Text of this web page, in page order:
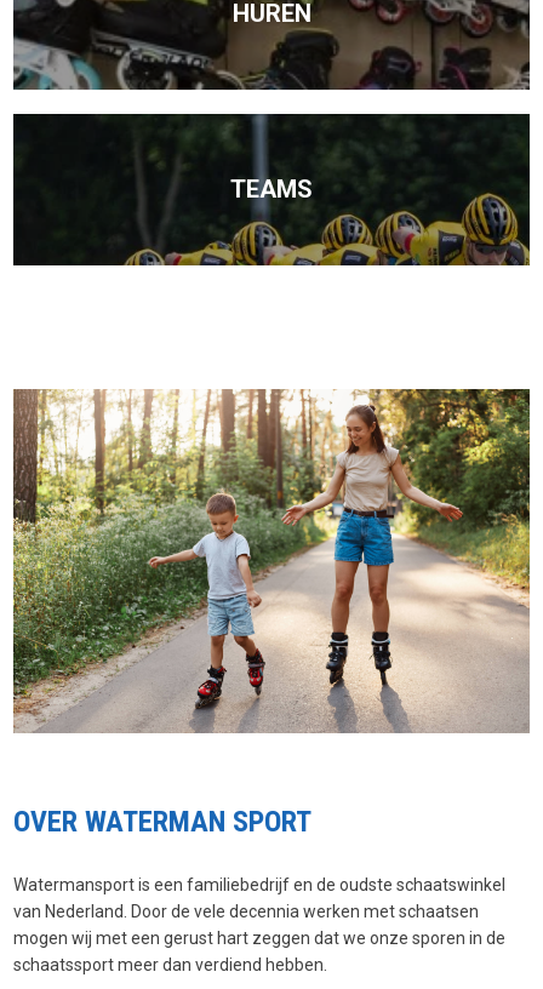
HUREN
TEAMS
OVER WATERMAN SPORT
Watermansport is een familiebedrijf en de oudste schaatswinkel
van Nederland. Door de vele decennia werken met schaatsen
mogen wij met een gerust hart zeggen dat we onze sporen in de
schaatssport meer dan verdiend hebben.